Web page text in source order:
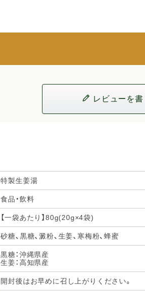
レビューを書
特製生姜湯
食品・飲料
【一袋あたり】80g(20g×4袋)
砂糖、黒糖、澱粉、生姜、寒梅粉、蜂蜜
黒糖：沖縄県産
生姜：高知県産
開封後はお早めに召し上がりください。